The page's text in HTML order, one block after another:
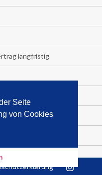
Seite
von Cookies
langfristig
Zusammenarbeit